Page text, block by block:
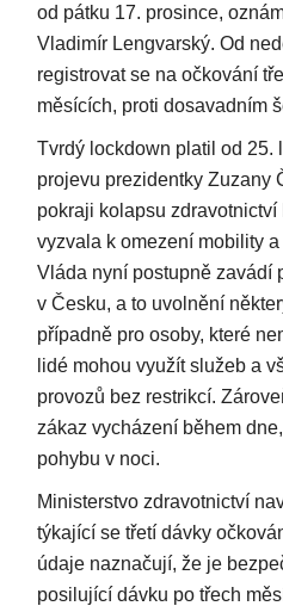
od pátku 17. prosince,
Vladimír Lengvarský. Od
registrovat se na očkování
měsících, proti dosavadním
Tvrdý lockdown platil od 25.
projevu prezidentky Zuzany
pokraji kolapsu
vyzvala k omezení mobility
Vláda nyní postupně zavádí
v Česku, a to uvolnění
případně pro osoby, které
lidé mohou využít služeb a
provozů bez restrikcí.
zákaz vycházení během
pohybu v noci.
Ministerstvo zdravotnictví
týkající se třetí dávky
údaje naznačují, že je
posilující dávku po třech